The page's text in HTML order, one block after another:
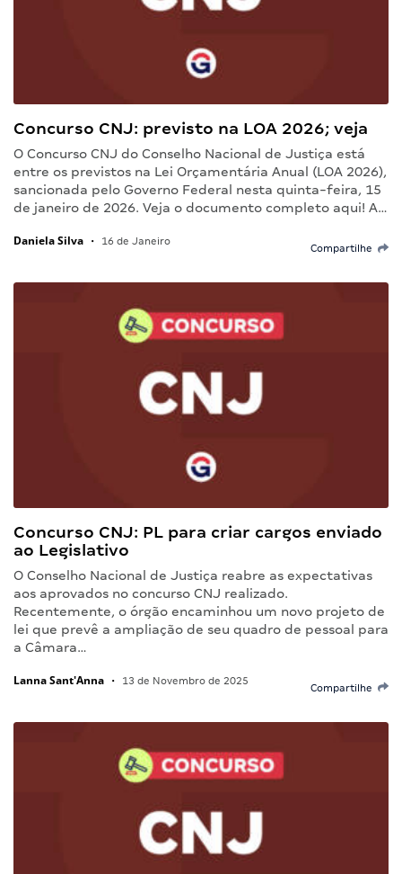
Concurso CNJ: previsto na LOA 2026; veja
O Concurso CNJ do Conselho Nacional de Justiça está
entre os previstos na Lei Orçamentária Anual (LOA 2026),
sancionada pelo Governo Federal nesta quinta-feira, 15
de janeiro de 2026. Veja o documento completo aqui! A…
Daniela Silva • 16 de Janeiro
Compartilhe
Concurso CNJ: PL para criar cargos enviado
ao Legislativo
O Conselho Nacional de Justiça reabre as expectativas
aos aprovados no concurso CNJ realizado.
Recentemente, o órgão encaminhou um novo projeto de
lei que prevê a ampliação de seu quadro de pessoal para
a Câmara…
Lanna Sant'Anna • 13 de Novembro de 2025
Compartilhe